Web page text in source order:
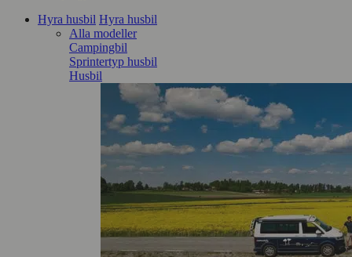
Hyra husbil Hyra husbil
Alla modeller
Campingbil
Sprintertyp husbil
Husbil